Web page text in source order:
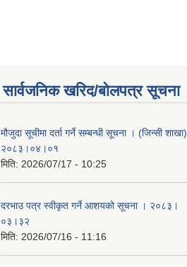
सार्वजनिक खरिद/बोलपत्र सूचना
मौजुदा सूचीमा दर्ता गर्ने सम्बन्धी सूचना । (जिन्सी शाखा)
२०८३।०४।०१
मिति: 2026/07/17 - 10:25
दरभाउ पत्र स्वीकृत गर्ने आशयको सूचना । २०८३।
०३।३२
मिति: 2026/07/16 - 11:16